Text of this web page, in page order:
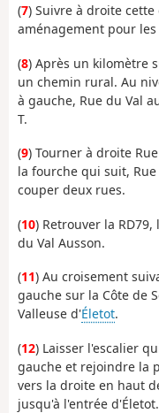
(7) Suivre à droite
aménagement pour
(8) Après un kilomètre
un chemin rural. Au
à gauche, Rue du Val
T.
(9) Tourner à droite
la fourche qui suit,
couper deux rues.
(10) Retrouver la
du Val Ausson.
(11) Au croisement
gauche sur la Côte de
Valleuse d'Életot.
(12) Laisser l'escalier
gauche et rejoindre la
vers la droite en haut
jusqu'à l'entrée d'Életot.